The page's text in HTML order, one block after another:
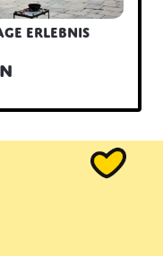
Erlebnis